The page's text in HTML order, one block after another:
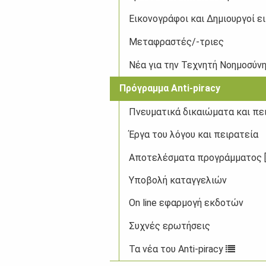
Εικονογράφοι και Δημιουργοί
Μεταφραστές/-τριες
Νέα για την Τεχνητή
Πρόγραμμα Anti-piracy
Πνευματικά δικαιώματα και
Έργα του λόγου και πειρατεία
Αποτελέσματα προγράμματος
Υποβολή καταγγελιών
On line εφαρμογή εκδοτών
Συχνές ερωτήσεις
Τα νέα του Anti-piracy